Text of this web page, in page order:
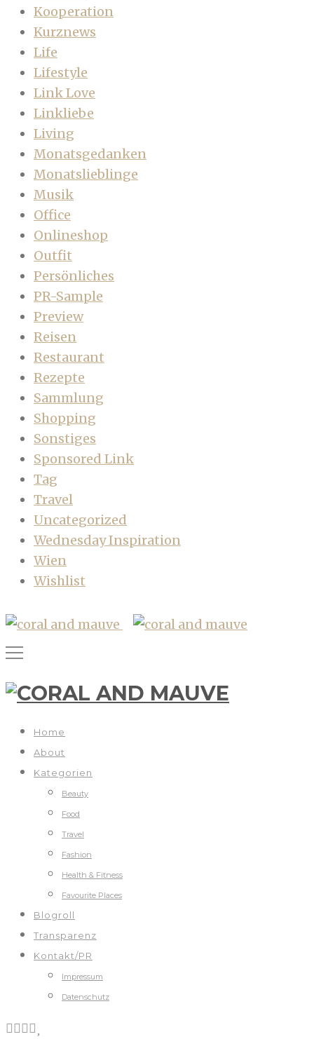
Kooperation
Kurznews
Life
Lifestyle
Link Love
Linkliebe
Living
Monatsgedanken
Monatslieblinge
Musik
Office
Onlineshop
Outfit
Persönliches
PR-Sample
Preview
Reisen
Restaurant
Rezepte
Sammlung
Shopping
Sonstiges
Sponsored Link
Tag
Travel
Uncategorized
Wednesday Inspiration
Wien
Wishlist
Home
About
Kategorien
Beauty
Food
Travel
Fashion
Health & Fitness
Favourite Places
Blogroll
Transparenz
Kontakt/PR
Impressum
Datenschutz